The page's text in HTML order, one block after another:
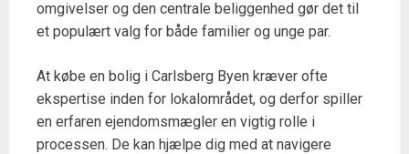
omgivelser og den centrale beliggenhed gør det til
et populært valg for både familier og unge par.
At købe en bolig i Carlsberg Byen kræver ofte
ekspertise inden for lokalområdet, og derfor spiller
en erfaren ejendomsmægler en vigtig rolle i
processen. De kan hjælpe dig med at navigere